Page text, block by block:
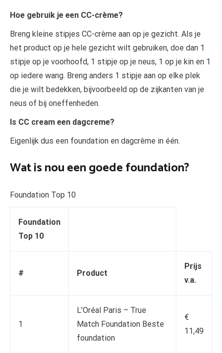
Hoe gebruik je een CC-crème?
Breng kleine stipjes CC-crème aan op je gezicht. Als je
het product op je hele gezicht wilt gebruiken, doe dan 1
stipje op je voorhoofd, 1 stipje op je neus, 1 op je kin en 1
op iedere wang. Breng anders 1 stipje aan op elke plek
die je wilt bedekken, bijvoorbeeld op de zijkanten van je
neus of bij oneffenheden.
Is CC cream een dagcreme?
Eigenlijk dus een foundation en dagcrème in één.
Wat is nou een goede foundation?
Foundation Top 10
Foundation
Top 10
# Product
Prijs
v.a.
1
L’Oréal Paris – True
Match Foundation Beste
foundation
€
11,49